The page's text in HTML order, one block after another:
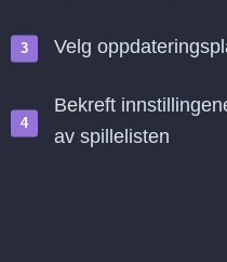
Velg
Bekreft
av spillelisten